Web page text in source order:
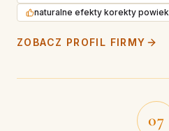
naturalne efekty korekty powiek
ZOBACZ PROFIL FIRMY
07